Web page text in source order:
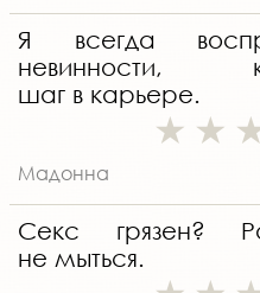
Я всегда
невинности,
шаг в карьере.
Мадонна
Секс грязен?
не мыться.